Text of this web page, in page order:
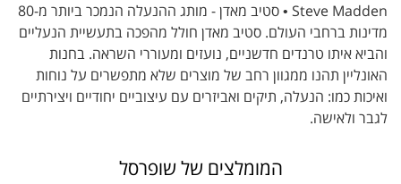
Steve Madden • סטיב מאדן - מותג ההנעלה הנמכר ביותר מ-80
מדינות ברחבי העולם. סטיב מאדן חולל מהפכה בתעשיית הנעליים
והביא איתו טרנדים חדשניים, נועזים ומעוררי השראה. בחנות
האונליין תהנו ממגוון רחב של מוצרים שלא מתפשרים על נוחות
ואיכות כמו: הנעלה, תיקים ואביזרים עם עיצוביים יחודיים ויצירתיים
לגבר ולאישה.
המומלצים של שופרסל